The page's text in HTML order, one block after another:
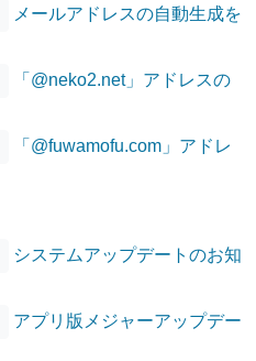
メールアドレスの自動生成を
「@neko2.net」アドレスの
「@fuwamofu.com」アドレ
システムアップデートのお知
アプリ版メジャーアップデー